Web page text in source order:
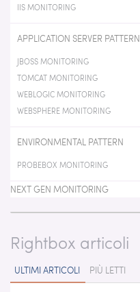
IIS MONITORING
APPLICATION SERVER PATTERN
JBOSS MONITORING
TOMCAT MONITORING
WEBLOGIC MONITORING
WEBSPHERE MONITORING
ENVIRONMENTAL PATTERN
PROBEBOX MONITORING
NEXT GEN MONITORING
Rightbox articoli
ULTIMI ARTICOLI PIÙ LETTI